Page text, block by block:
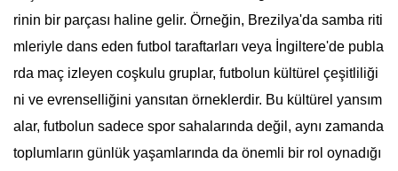
rinin bir parçası haline gelir. Örneğin, Brezilya'da samba riti
mleriyle dans eden futbol taraftarları veya İngiltere'de publa
rda maç izleyen coşkulu gruplar, futbolun kültürel çeşitliliği
ni ve evrenselliğini yansıtan örneklerdir. Bu kültürel yansım
alar, futbolun sadece spor sahalarında değil, aynı zamanda
toplumların günlük yaşamlarında da önemli bir rol oynadığı